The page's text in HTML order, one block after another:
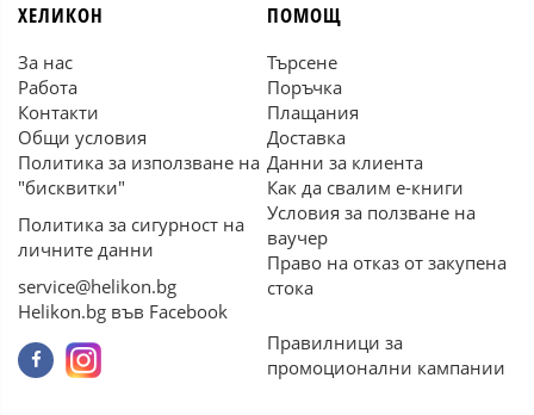
ХЕЛИКОН
За нас
Работа
Контакти
Общи условия
Политика за използване на
"бисквитки"
Политика за сигурност на
личните данни
service@helikon.bg
Helikon.bg във Facebook
ПОМОЩ
Търсене
Поръчка
Плащания
Доставка
Данни за клиента
Как да свалим е-книги
Условия за ползване на
ваучер
Право на отказ от закупена
стока
Правилници за
промоционални кампании